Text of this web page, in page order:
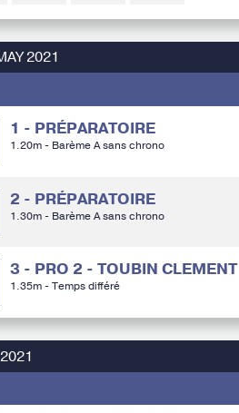
2021
1 - PRÉPARATOIRE
1.20m - Barème A sans chrono
2 - PRÉPARATOIRE
1.30m - Barème A sans chrono
3 - PRO 2 - TOUBIN CLEMENT
1.35m - Temps différé